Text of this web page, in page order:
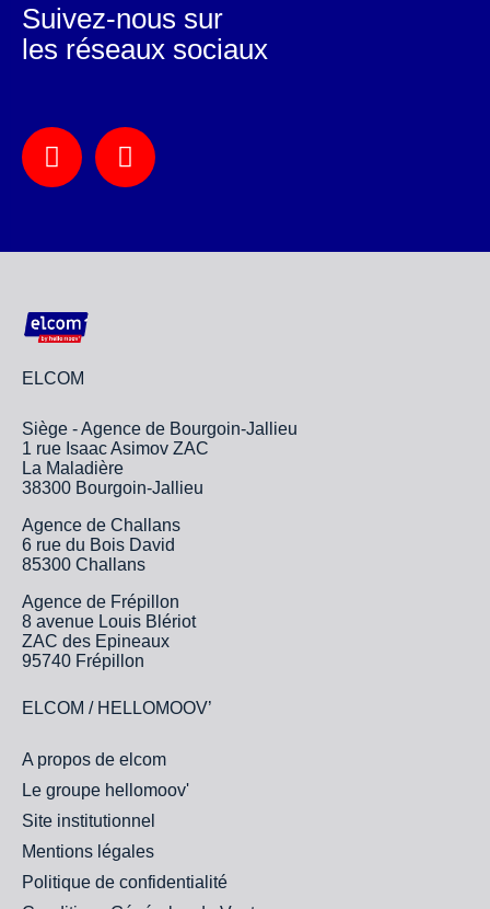
ELCOM
Siège - Agence de Bourgoin-Jallieu
1 rue Isaac Asimov ZAC
La Maladière
38300 Bourgoin-Jallieu
Agence de Challans
6 rue du Bois David
85300 Challans
Agence de Frépillon
8 avenue Louis Blériot
ZAC des Epineaux
95740 Frépillon
ELCOM / HELLOMOOV’
A propos de elcom
Le groupe hellomoov'
Site institutionnel
Mentions légales
Politique de confidentialité
Suivez-nous sur
les réseaux sociaux